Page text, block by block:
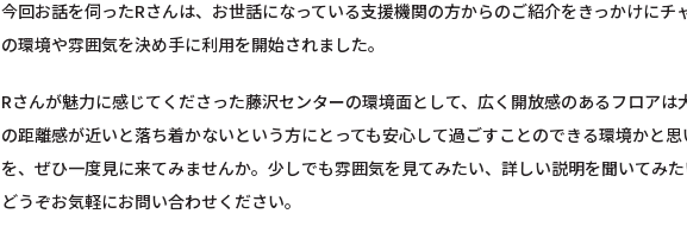
今回お話を伺ったRさんは、お世話になっている支援機関の方からのご紹介をきっかけに
の環境や雰囲気を決め手に利用を開始されました。
Rさんが魅力に感じてくださった藤沢センターの環境面として、広く開放感のあるフロア
の距離感が近いと落ち着かないという方にとっても安心して過ごすことのできる環境かと
を、ぜひ一度見に来てみませんか。少しでも雰囲気を見てみたい、詳しい説明を聞いてみ
どうぞお気軽にお問い合わせください。